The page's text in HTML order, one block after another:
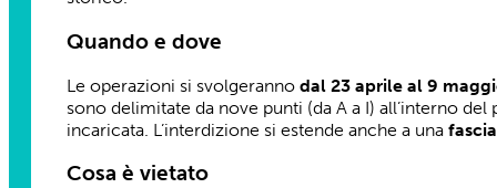
Quando e dove
Le operazioni si svolgeranno dal 23 aprile al 9
sono delimitate da nove punti (da A a I) all’interno
incaricata. L’interdizione si estende anche a una
Cosa è vietato